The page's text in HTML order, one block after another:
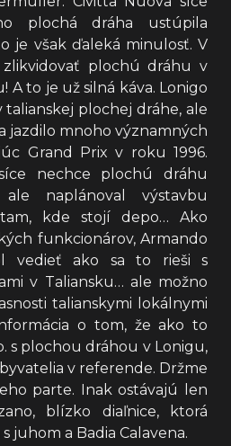
plochá dráha ustúpila
je však ďaleká minulosť. V
zlikvidovať plochú dráhu v
A to je už silná káva. Lonigo
plochej dráhe, ale
jazdilo mnoho významných
Grand Prix v roku 1996.
nechce plochú dráhu
naplánoval výstavbu
kde stojí depo… Ako
funkcionárov, Armando
vedieť ako sa to rieši s
v Taliansku… ale možno
talianskymi lokálnymi
o tom, že ako to
s plochou dráhou v Lonigu,
v referende. Držme
parte. Inak ostávajú len
blízko diaľnice, ktorá
juhom a Badia Calavena.